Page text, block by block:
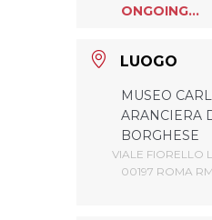
ONGOING...
LUOGO
MUSEO
ARANCIERA
BORGHESE
VIALE FIORELLO
00197 ROMA RM